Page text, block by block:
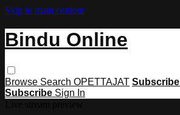
Skip to main content
Bindu Online
Browse Search OPETTAJAT Subscribe
Subscribe Sign In